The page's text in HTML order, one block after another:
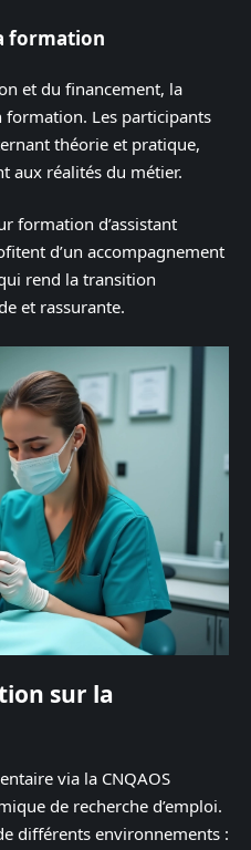
formation
et du financement, la
formation. Les participants
théorie et pratique,
aux réalités du métier.
formation d’assistant
d’un accompagnement
rend la transition
et rassurante.
sur la
via la CNQAOS
de recherche d’emploi.
différents environnements :